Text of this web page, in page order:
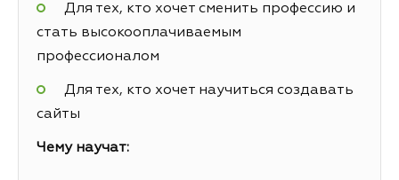
Для тех, кто хочет сменить профессию и
стать высокооплачиваемым
профессионалом
Для тех, кто хочет научиться создавать
сайты
Чему научат: